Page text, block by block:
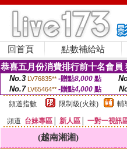
回首頁 點數補給站
恭喜五月份消費排行前十名會員
No.3 LV76835** -贈點8,000點
No.7 LV65464** -贈點4,000 點
頻道指數
限制級(火辣) 輔
頻道 台妹專區 新人區 一對一視訊
(越南湘湘)